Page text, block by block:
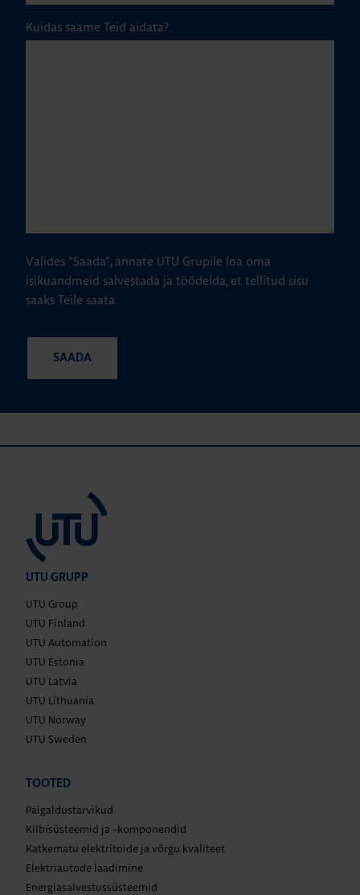
Kuidas saame Teid aidata?
Valides "Saada", annate UTU Grupile loa oma
isikuandmeid salvestada ja töödelda, et tellitud sisu
saaks Teile saata.
UTU GRUPP
UTU Group
UTU Finland
UTU Automation
UTU Estonia
UTU Latvia
UTU Lithuania
UTU Norway
UTU Sweden
TOOTED
Paigaldustarvikud
Kilbisüsteemid ja -komponendid
Katkematu elektritoide ja võrgu kvaliteet
Elektriautode laadimine
Energiasalvestussüsteemid